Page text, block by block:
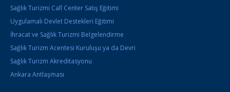
Sağlık Turizmi Call Center Satış Eğitimi
Uygulamalı Devlet Destekleri Eğitimi
İhracat ve Sağlık Turizmi Belgelendirme
Sağlık Turizm Acentesi Kuruluşu ya da Devri
Sağlık Turizm Akreditasyonu
Ankara Antlaşması